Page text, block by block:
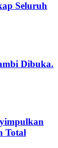
Seluruh
Dibuka.
Total